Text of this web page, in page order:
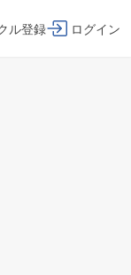
ル登録 ログイン